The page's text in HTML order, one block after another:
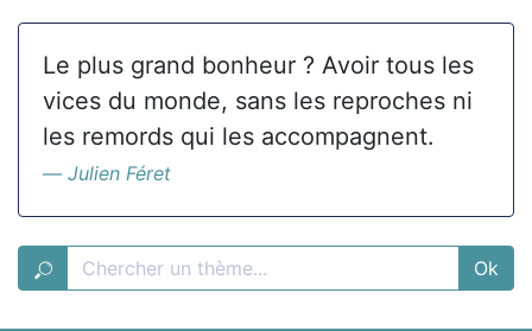
Le plus grand bonheur ? Avoir tous les
vices du monde, sans les reproches ni
les remords qui les accompagnent.
Julien Féret
Ok